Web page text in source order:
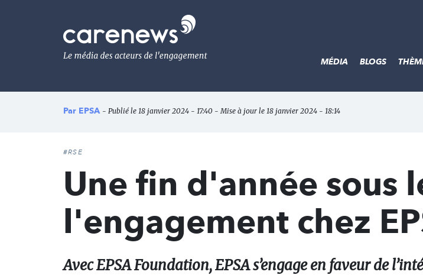
Le
média
de
l'engagement
MÉDIA BLOGS
Par EPSA - Publié le 18 janvier 2024 - 17:40 - Mise à jour le 18 janvier 2024 - 18:14
#RSE
Une fin d'année sous
l'engagement chez
Avec EPSA Foundation, EPSA s’engage en faveur de